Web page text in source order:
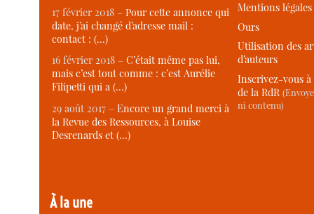
17 février 2018 –Pour cette annonce qui
date, j’ai changé d’adresse mail :
contact : (…)
16 février 2018 –C’était même pas lui,
mais c’est tout comme : c’est Aurélie
Filipetti qui a (…)
29 août 2017 –Encore un grand merci à
la Revue des Ressources, à Louise
Desrenards et (…)
À la une
Mentions légales
Ours
Utilisation des
d’auteurs
Inscrivez-vous
de la RdR
ni contenu)